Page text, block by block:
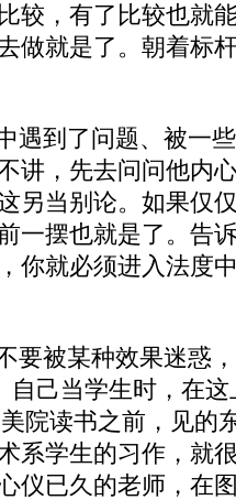
较，有了比较也就
做就是了。朝着标
到了问题、被一些
讲，先去问问他内
另当别论。如果仅
一摆也就是了。告
你就必须进入法度
被某种效果迷惑，
自己当学生时，在
院读书之前，见的
系学生的习作，就
仪已久的老师，在